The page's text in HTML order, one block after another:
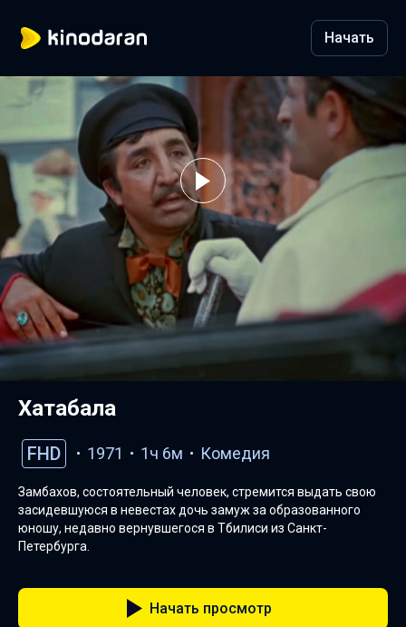
Начать
Хатабала
FHD 1971 1ч 6м Комедия
Замбахов, состоятельный человек, стремится выдать свою
засидевшуюся в невестах дочь замуж за образованного
юношу, недавно вернувшегося в Тбилиси из Санкт-
Петербурга.
Начать просмотр